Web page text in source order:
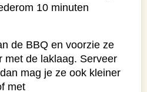
10 minuten
de BBQ en voorzie ze
met de laklaag. Serveer
mag je ze ook kleiner
met